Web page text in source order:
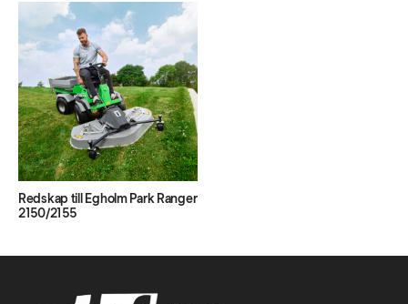
Redskap till Egholm Park Ranger
2150/2155